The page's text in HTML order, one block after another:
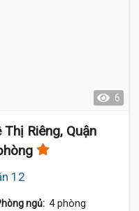
6
Thị Riêng, Quận
12
ngủ: 4 phòng